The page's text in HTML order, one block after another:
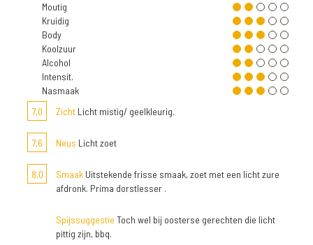
Moutig
Kruidig
Body
Koolzuur
Alcohol
Intensit.
Nasmaak
7,0
Zicht Licht mistig/ geelkleurig.
7,6 Neus Licht zoet
8,0 Smaak Uitstekende frisse smaak, zoet met een licht zure
afdronk. Prima dorstlesser .
Spijssuggestie Toch wel bij oosterse gerechten die licht
pittig zijn, bbq.